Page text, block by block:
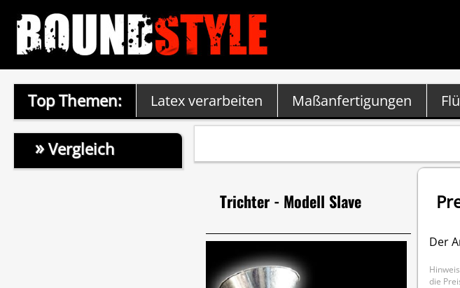
Top Themen: Latex verarbeiten Maßanfertigungen
»Vergleich
Trichter - Modell Slave
Der
die